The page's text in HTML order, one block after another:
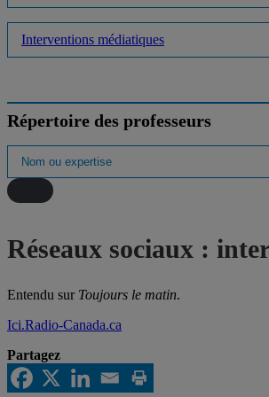
Interventions médiatiques
Répertoire des professeurs
Réseaux sociaux :
Entendu sur Toujours le matin.
Ici.Radio-Canada.ca
Partagez